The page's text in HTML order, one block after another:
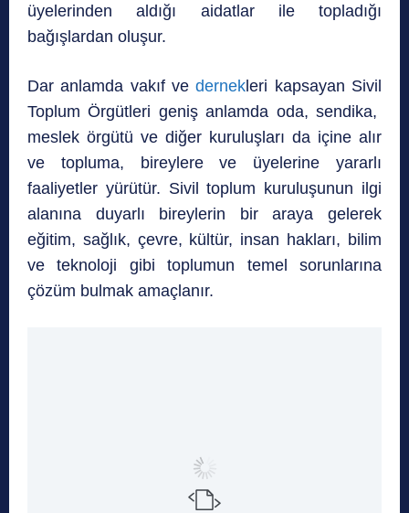
üyelerinden aldığı aidatlar ile topladığı
bağışlardan oluşur.
Dar anlamda vakıf vedernek leri kapsayan Sivil
Toplum Örgütleri geniş anlamda oda, sendika,
meslek örgütü ve diğer kuruluşları da içine alır
ve topluma, bireylere ve üyelerine yararlı
faaliyetler yürütür. Sivil toplum kuruluşunun ilgi
alanına duyarlı bireylerin bir araya gelerek
eğitim, sağlık, çevre, kültür, insan hakları, bilim
ve teknoloji gibi toplumun temel sorunlarına
çözüm bulmak amaçlanır.